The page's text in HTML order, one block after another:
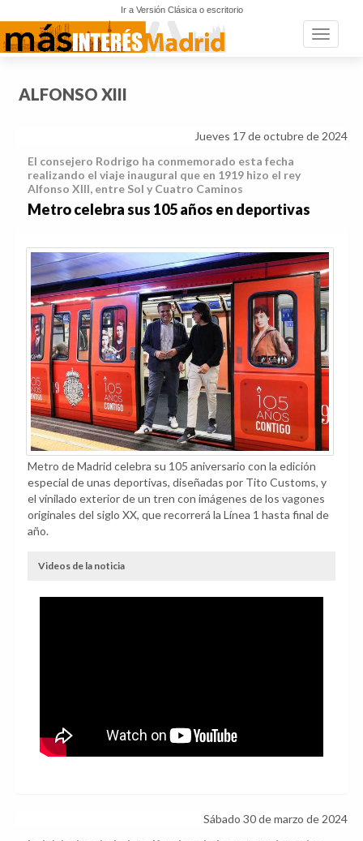
Ir a Versión Clásica o escritorio
Toggle
ALFONSO XIII
Jueves 17 de octubre de 2024
El consejero Rodrigo ha conmemorado esta fecha
realizando el viaje inaugural que en 1919 hizo el rey
Alfonso XIII, entre Sol y Cuatro Caminos
Metro celebra sus 105 años en deportivas
Metro de Madrid celebra su 105 aniversario con la edición
especial de unas deportivas, diseñadas por Tito Customs, y
el vinilado exterior de un tren con imágenes de los vagones
originales del siglo XX, que recorrerá la Línea 1 hasta final de
año.
Videos de la noticia
Sábado 30 de marzo de 2024